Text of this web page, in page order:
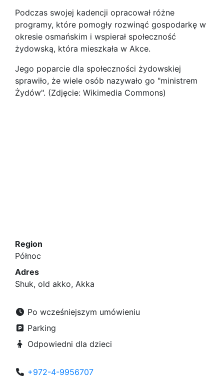
Podczas swojej kadencji opracował różne
programy, które pomogły rozwinąć gospodarkę w
okresie osmańskim i wspierał społeczność
żydowską, która mieszkała w Akce.
Jego poparcie dla społeczności żydowskiej
sprawiło, że wiele osób nazywało go "ministrem
Żydów". (Zdjęcie: Wikimedia Commons)
Region
Północ
Adres
Shuk, old akko, Akka
Po wcześniejszym umówieniu
Parking
Odpowiedni dla dzieci
+972-4-9956707